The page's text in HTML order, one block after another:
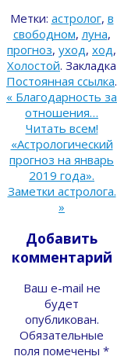
Метки: астролог, в
свободном,луна,
прогноз, уход, ход,
Холостой. Закладка
Постоянная ссылка.
« Благодарность за
отношения…
Читать всем!
«Астрологический
прогноз на январь
2019 года».
Заметки астролога.
»
Добавить
комментарий
Ваш e-mail не
будет
опубликован.
Обязательные
поля помечены *